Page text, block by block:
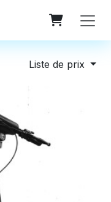
Liste de prix